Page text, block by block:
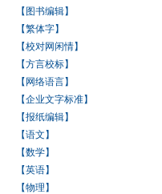
【图书编辑】
【繁体字】
【校对网闲情】
【方言校标】
【网络语言】
【企业文字标准】
【报纸编辑】
【语文】
【数学】
【英语】
【物理】